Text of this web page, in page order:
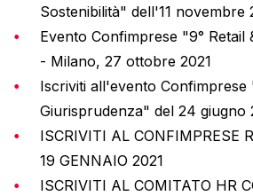
Sostenibilità" dell'11 novembre
Evento Confimprese "9° Retail
- Milano, 27 ottobre 2021
Iscriviti all'evento Confimprese
Giurisprudenza" del 24 giugno
ISCRIVITI AL CONFIMPRESE
19 GENNAIO 2021
ISCRIVITI AL COMITATO HR